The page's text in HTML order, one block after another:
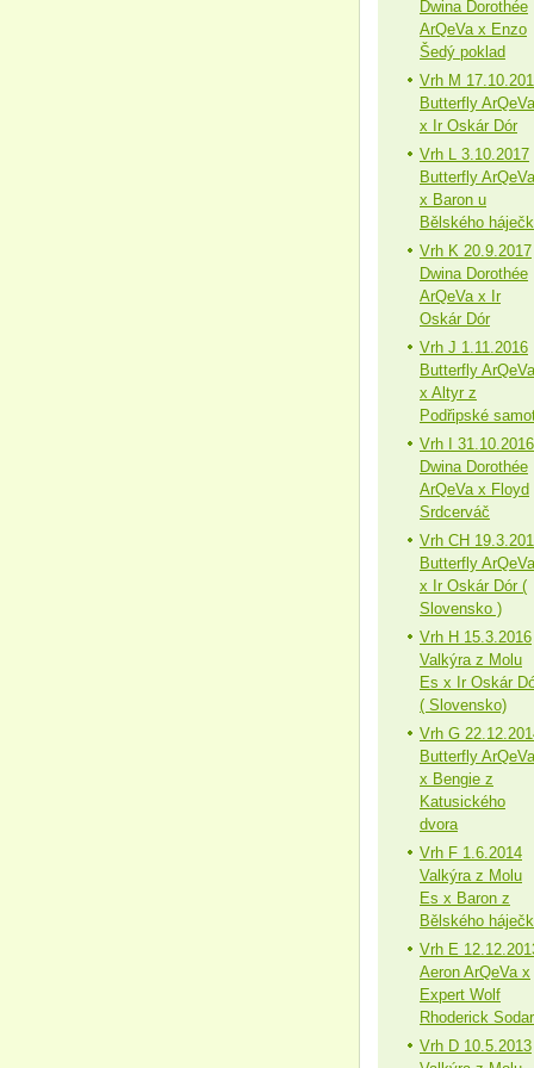
Dwina Dorothée
ArQeVa x Enzo
Šedý poklad
Vrh M
Butterfly ArQeVa
x Ir Oskár Dór
Vrh L 3.10.2017
Butterfly ArQeVa
x Baron u
Bělského
Vrh K 20.9.2017
Dwina Dorothée
ArQeVa x Ir
Oskár Dór
Vrh J 1.11.2016
Butterfly ArQeVa
x Altyr z
Podřipské
Vrh I 31.10.2016
Dwina Dorothée
ArQeVa x Floyd
Srdcerváč
Vrh CH
Butterfly ArQeVa
x Ir Oskár Dór (
Slovensko )
Vrh H 15.3.2016
Valkýra z Molu
Es x Ir Oskár
( Slovensko)
Vrh G
Butterfly ArQeVa
x Bengie z
Katusického
dvora
Vrh F 1.6.2014
Valkýra z Molu
Es x Baron z
Bělského
Vrh E
Aeron ArQeVa x
Expert Wolf
Rhoderick Sodar
Vrh D 10.5.2013